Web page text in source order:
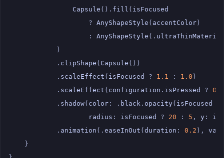
Capsule (). fill ( isFocused
? AnyShapeStyle ( accentColor)
:
AnyShapeStyle (. ultraThinMaterial
)
. clipShape ( Capsule ())
. scaleEffect ( isFocused ? 1.1 : 1.0 )
. scaleEffect ( configuration . isPressed ?
. shadow( color : . black . opacity( isFocused
radius : isFocused ? 20 : 5 , y :
. animation (. easeInOut (duration : 0.2 ),
}